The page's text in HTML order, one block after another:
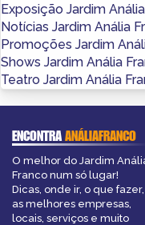
Exposição Jardim
Notícias Jardim Anália
Promoções Jardim
Shows Jardim Anália
Teatro Jardim Anália
ENCONTRAANÁLIAFRANCO
O melhor do Jardim
Franco num só lugar!
Dicas, onde ir, o que fazer,
as melhores empresas,
locais, serviços e muito